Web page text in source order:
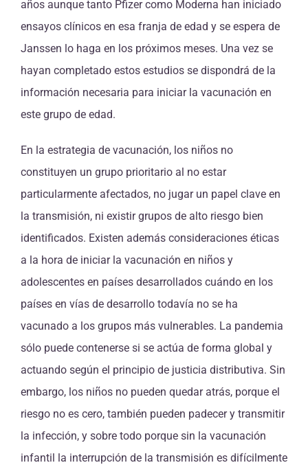
años aunque tanto Pfizer como Moderna han iniciado
ensayos clínicos en esa franja de edad y se espera de
Janssen lo haga en los próximos meses. Una vez se
hayan completado estos estudios se dispondrá de la
información necesaria para iniciar la vacunación en
este grupo de edad.
En la estrategia de vacunación, los niños no
constituyen un grupo prioritario al no estar
particularmente afectados, no jugar un papel clave en
la transmisión, ni existir grupos de alto riesgo bien
identificados. Existen además consideraciones éticas
a la hora de iniciar la vacunación en niños y
adolescentes en países desarrollados cuándo en los
países en vías de desarrollo todavía no se ha
vacunado a los grupos más vulnerables. La pandemia
sólo puede contenerse si se actúa de forma global y
actuando según el principio de justicia distributiva. Sin
embargo, los niños no pueden quedar atrás, porque el
riesgo no es cero, también pueden padecer y transmitir
la infección, y sobre todo porque sin la vacunación
infantil la interrupción de la transmisión es difícilmente